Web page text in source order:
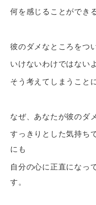
何を感じることができ
彼のダメなところをつ
いけないわけではない
そう考えてしまうこと
なぜ、あなたが彼のダ
すっきりとした気持ち
にも
自分の心に正直になっ
す。